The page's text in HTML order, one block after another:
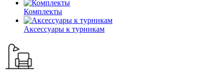
Комплекты
Аксессуары к турникам